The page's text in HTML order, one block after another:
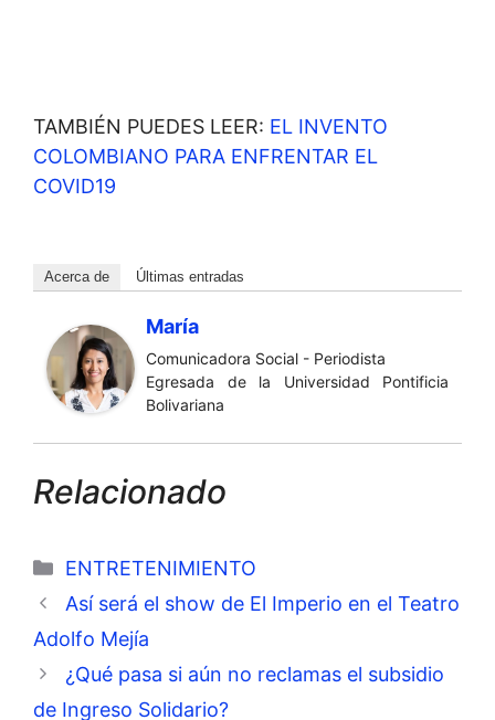
TAMBIÉN PUEDES LEER: EL INVENTO
COLOMBIANO PARA ENFRENTAR EL
COVID19
Acerca de Últimas entradas
María
Comunicadora Social - Periodista
Egresada de la Universidad Pontificia
Bolivariana
Relacionado
Categorías
ENTRETENIMIENTO
Así será el show de El Imperio en el Teatro
Adolfo Mejía
¿Qué pasa si aún no reclamas el subsidio
de Ingreso Solidario?